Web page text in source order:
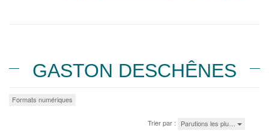
GASTON DESCHÊNES
Formats numériques
Trier par : Parutions les plu…